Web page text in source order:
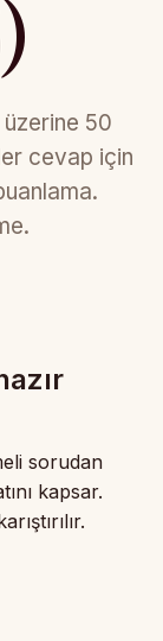
üzerine 50
cevap için
sorudan
kapsar.